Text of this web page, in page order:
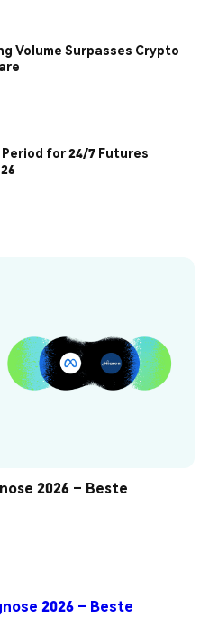
Volume Surpasses Crypto
for 24/7 Futures
2026 – Beste
2026 – Beste